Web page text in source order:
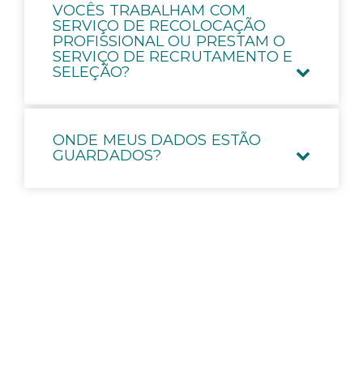
VOCÊS TRABALHAM COM
SERVIÇO DE RECOLOCAÇÃO
PROFISSIONAL OU PRESTAM O
SERVIÇO DE RECRUTAMENTO E
SELEÇÃO?
ONDE MEUS DADOS ESTÃO
GUARDADOS?